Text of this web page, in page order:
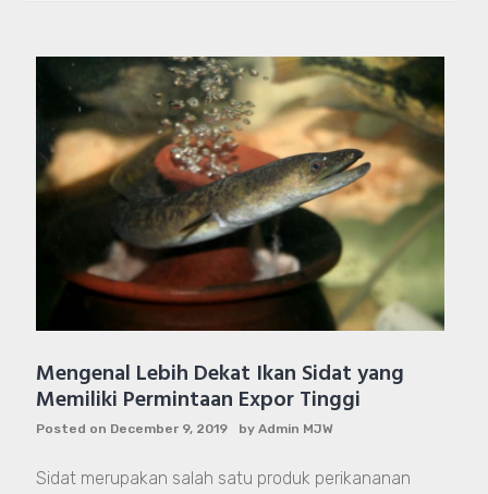
Mengenal Lebih Dekat Ikan Sidat yang
Memiliki Permintaan Expor Tinggi
Posted on December 9, 2019 by Admin MJW
Sidat merupakan salah satu produk perikananan